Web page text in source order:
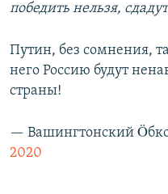
победить нельзя,
Путин, без сомнения,
него Россию будут
страны!
— Вашингтонский
2020